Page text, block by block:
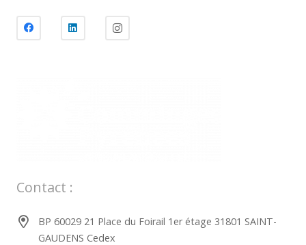
Contact :
BP 60029 21 Place du Foirail 1er étage 31801 SAINT-
GAUDENS Cedex